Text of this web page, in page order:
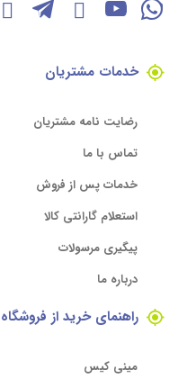
خدمات مشتریان
رضایت نامه مشتریان
تماس با ما
خدمات پس از فروش
استعلام گارانتی کالا
پیگیری مرسولات
درباره ما
راهنمای خرید از فروشگاه
مینی کیس